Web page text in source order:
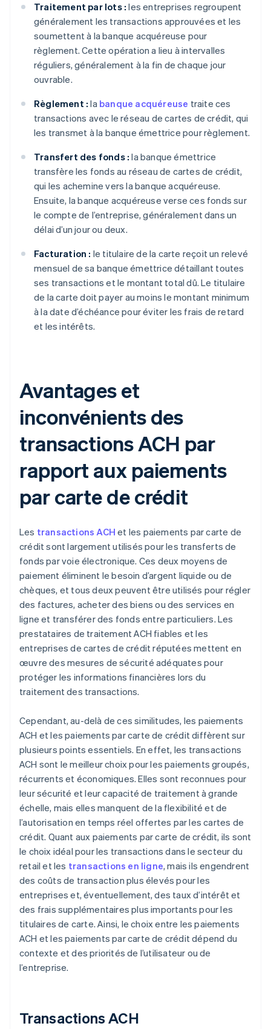
Traitement par lots : les entreprises regroupent
généralement les transactions approuvées et les
soumettent à la banque acquéreuse pour
règlement. Cette opération a lieu à intervalles
réguliers, généralement à la fin de chaque jour
ouvrable.
Règlement : la banque acquéreuse traite ces
transactions avec le réseau de cartes de crédit, qui
les transmet à la banque émettrice pour règlement.
Transfert des fonds : la banque émettrice
transfère les fonds au réseau de cartes de crédit,
qui les achemine vers la banque acquéreuse.
Ensuite, la banque acquéreuse verse ces fonds sur
le compte de l’entreprise, généralement dans un
délai d’un jour ou deux.
Facturation : le titulaire de la carte reçoit un relevé
mensuel de sa banque émettrice détaillant toutes
ses transactions et le montant total dû. Le titulaire
de la carte doit payer au moins le montant minimum
à la date d’échéance pour éviter les frais de retard
et les intérêts.
Avantages et
inconvénients des
transactions ACH par
rapport aux paiements
par carte de crédit
Les transactions ACH et les paiements par carte de
crédit sont largement utilisés pour les transferts de
fonds par voie électronique. Ces deux moyens de
paiement éliminent le besoin d’argent liquide ou de
chèques, et tous deux peuvent être utilisés pour régler
des factures, acheter des biens ou des services en
ligne et transférer des fonds entre particuliers. Les
prestataires de traitement ACH fiables et les
entreprises de cartes de crédit réputées mettent en
œuvre des mesures de sécurité adéquates pour
protéger les informations financières lors du
traitement des transactions.
Cependant, au-delà de ces similitudes, les paiements
ACH et les paiements par carte de crédit diffèrent sur
plusieurs points essentiels. En effet, les transactions
ACH sont le meilleur choix pour les paiements groupés,
récurrents et économiques. Elles sont reconnues pour
leur sécurité et leur capacité de traitement à grande
échelle, mais elles manquent de la flexibilité et de
l’autorisation en temps réel offertes par les cartes de
crédit. Quant aux paiements par carte de crédit, ils sont
le choix idéal pour les transactions dans le secteur du
retail et les transactions en ligne, mais ils engendrent
des coûts de transaction plus élevés pour les
entreprises et, éventuellement, des taux d’intérêt et
des frais supplémentaires plus importants pour les
titulaires de carte. Ainsi, le choix entre les paiements
ACH et les paiements par carte de crédit dépend du
contexte et des priorités de l’utilisateur ou de
l’entreprise.
Transactions ACH